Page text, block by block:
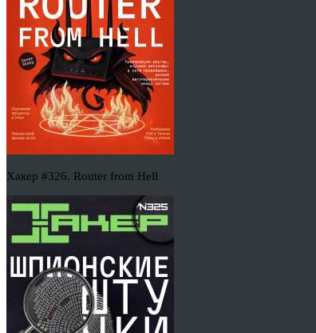
Хакер #326. Router from Hell